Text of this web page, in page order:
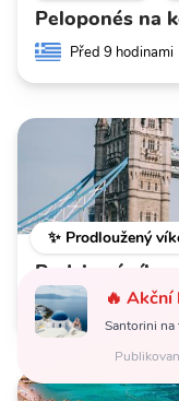
Peloponés na
Před 9 hodinami
✨ Prodloužený
Podzimní
Před 24
🔥
Santorini na